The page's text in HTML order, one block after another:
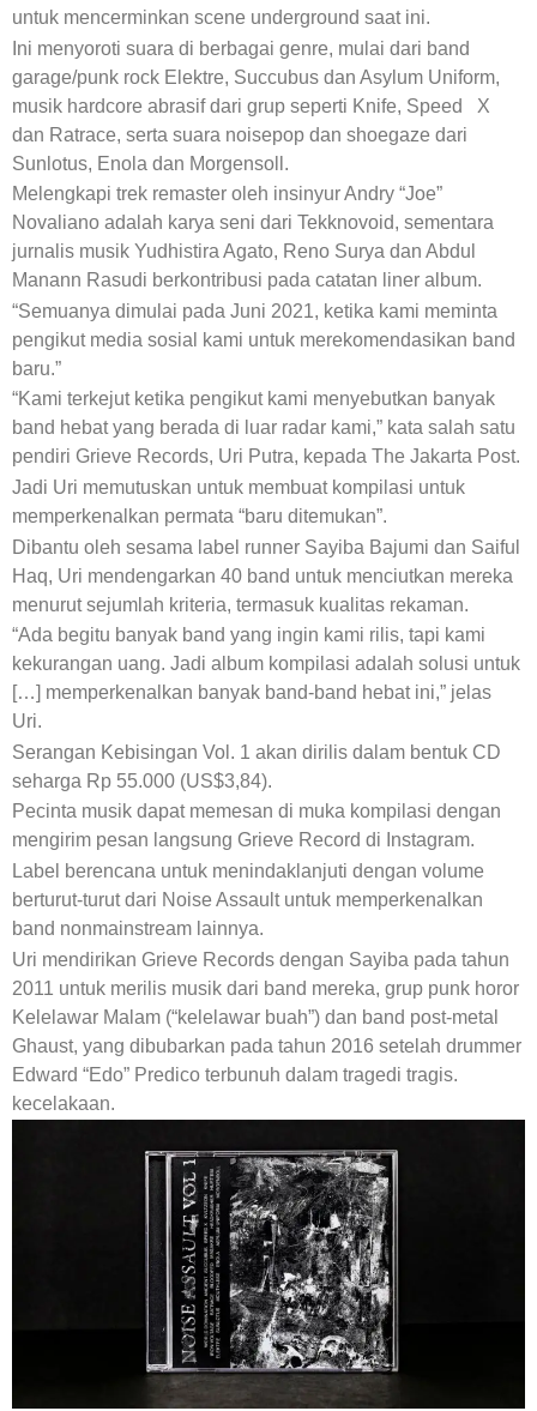
untuk mencerminkan scene underground saat ini.
Ini menyoroti suara di berbagai genre, mulai dari band
garage/punk rock Elektre, Succubus dan Asylum Uniform,
musik hardcore abrasif dari grup seperti Knife, Speed X
dan Ratrace, serta suara noisepop dan shoegaze dari
Sunlotus, Enola dan Morgensoll.
Melengkapi trek remaster oleh insinyur Andry “Joe”
Novaliano adalah karya seni dari Tekknovoid, sementara
jurnalis musik Yudhistira Agato, Reno Surya dan Abdul
Manann Rasudi berkontribusi pada catatan liner album.
“Semuanya dimulai pada Juni 2021, ketika kami meminta
pengikut media sosial kami untuk merekomendasikan band
baru.”
“Kami terkejut ketika pengikut kami menyebutkan banyak
band hebat yang berada di luar radar kami,” kata salah satu
pendiri Grieve Records, Uri Putra, kepada The Jakarta Post.
Jadi Uri memutuskan untuk membuat kompilasi untuk
memperkenalkan permata “baru ditemukan”.
Dibantu oleh sesama label runner Sayiba Bajumi dan Saiful
Haq, Uri mendengarkan 40 band untuk menciutkan mereka
menurut sejumlah kriteria, termasuk kualitas rekaman.
“Ada begitu banyak band yang ingin kami rilis, tapi kami
kekurangan uang. Jadi album kompilasi adalah solusi untuk
[…] memperkenalkan banyak band-band hebat ini,” jelas
Uri.
Serangan Kebisingan Vol. 1 akan dirilis dalam bentuk CD
seharga Rp 55.000 (US$3,84).
Pecinta musik dapat memesan di muka kompilasi dengan
mengirim pesan langsung Grieve Record di Instagram.
Label berencana untuk menindaklanjuti dengan volume
berturut-turut dari Noise Assault untuk memperkenalkan
band nonmainstream lainnya.
Uri mendirikan Grieve Records dengan Sayiba pada tahun
2011 untuk merilis musik dari band mereka, grup punk horor
Kelelawar Malam (“kelelawar buah”) dan band post-metal
Ghaust, yang dibubarkan pada tahun 2016 setelah drummer
Edward “Edo” Predico terbunuh dalam tragedi tragis.
kecelakaan.